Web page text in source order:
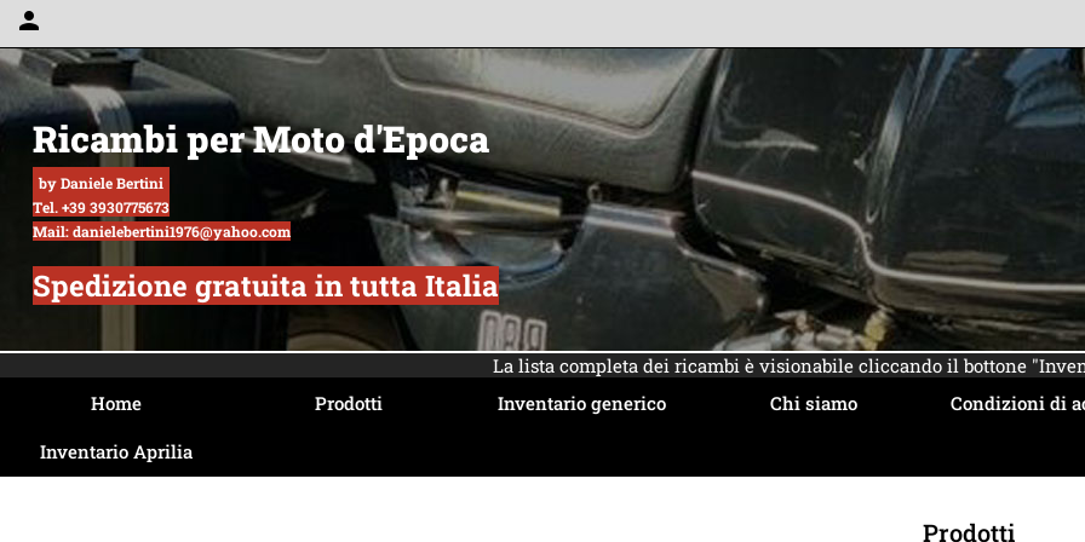
person
Ricambi per Moto d'Epoca
by Daniele Bertini
Tel. +39 3930775673
Mail: danielebertini1976@yahoo.com
Spedizione gratuita in tutta Italia
La lista completa dei ricambi è visionabile cliccando il bottone
Home
Prodotti Inventario generico Chi siamo Condizioni di
Inventario Aprilia
Prodotti